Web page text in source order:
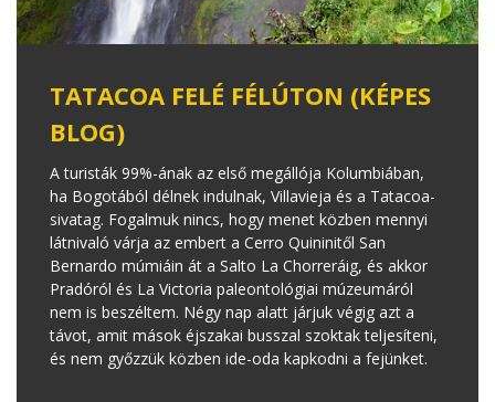
TATACOA FELÉ FÉLÚTON (KÉPES
BLOG)
A turisták 99%-ának az első megállója Kolumbiában,
ha Bogotából délnek indulnak, Villavieja és a Tatacoa-
sivatag. Fogalmuk nincs, hogy menet közben mennyi
látnivaló várja az embert a Cerro Quininitől San
Bernardo múmiáin át a Salto La Chorreráig, és akkor
Pradóról és La Victoria paleontológiai múzeumáról
nem is beszéltem. Négy nap alatt járjuk végig azt a
távot, amit mások éjszakai busszal szoktak teljesíteni,
és nem győzzük közben ide-oda kapkodni a fejünket.